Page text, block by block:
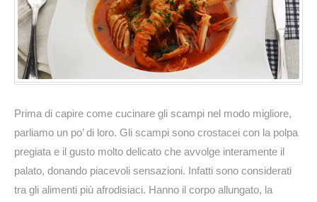
Prima di capire come cucinare gli scampi nel modo migliore,
parliamo un po’ di loro. Gli scampi sono crostacei con la polpa
pregiata e il gusto molto delicato che avvolge interamente il
palato, donando piacevoli sensazioni. Infatti sono considerati
tra gli alimenti più afrodisiaci. Hanno il corpo allungato, la